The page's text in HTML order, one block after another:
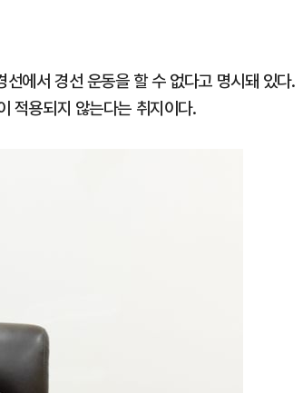
에서 경선 운동을 할 수 없다고 명시돼 있다.
적용되지 않는다는 취지이다.